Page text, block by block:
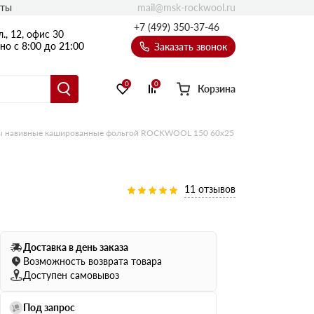
12, офис 30
с 8:00 до 21:00
+7 (499) 350-37-46
Заказать звонок
Ультратонкий
75 мм
100 мм
Балкон
Эсктра
Оптима
0 0 Корзина
mail@msk-rockwool.ru
кашированные фольгой ROCKWOOL 150 60х25
11 отзывов
Доставка в день заказа
Возможность возврата товара
Доступен самовывоз
Под запрос